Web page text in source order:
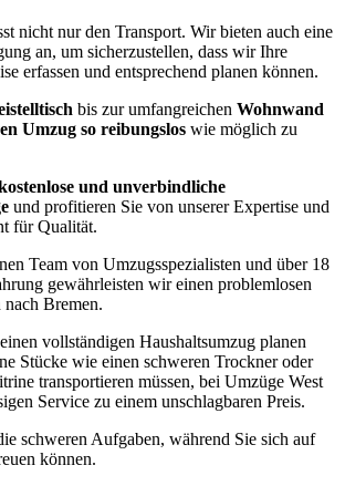
nicht nur den Transport. Wir bieten auch eine
an, um sicherzustellen, dass wir Ihre
erfassen und entsprechend planen können.
bis zur umfangreichen Wohnwand
Umzug so reibungslos wie möglich zu
und unverbindliche
und profitieren Sie von unserer Expertise und
für Qualität.
Team von Umzugsspezialisten und über 18
gewährleisten wir einen problemlosen
Bremen.
vollständigen Haushaltsumzug planen
Stücke wie einen schweren Trockner oder
transportieren müssen, bei Umzüge West
Service zu einem unschlagbaren Preis.
schweren Aufgaben, während Sie sich auf
können.